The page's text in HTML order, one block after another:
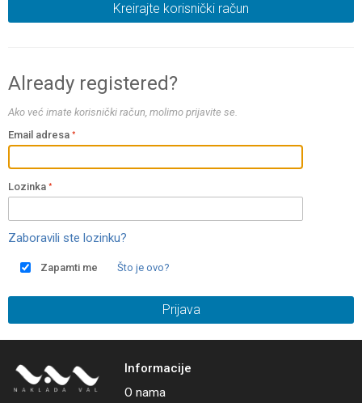
Kreirajte korisnički račun
Already registered?
Ako već imate korisnički račun, molimo prijavite se.
Email adresa
Lozinka
Zaboravili ste lozinku?
Zapamti me Što je ovo?
Prijava
Informacije
O nama